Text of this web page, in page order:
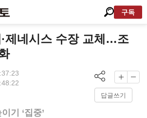
구독
제네시스 수장 교체…조
답글쓰기
기 ‘집중’